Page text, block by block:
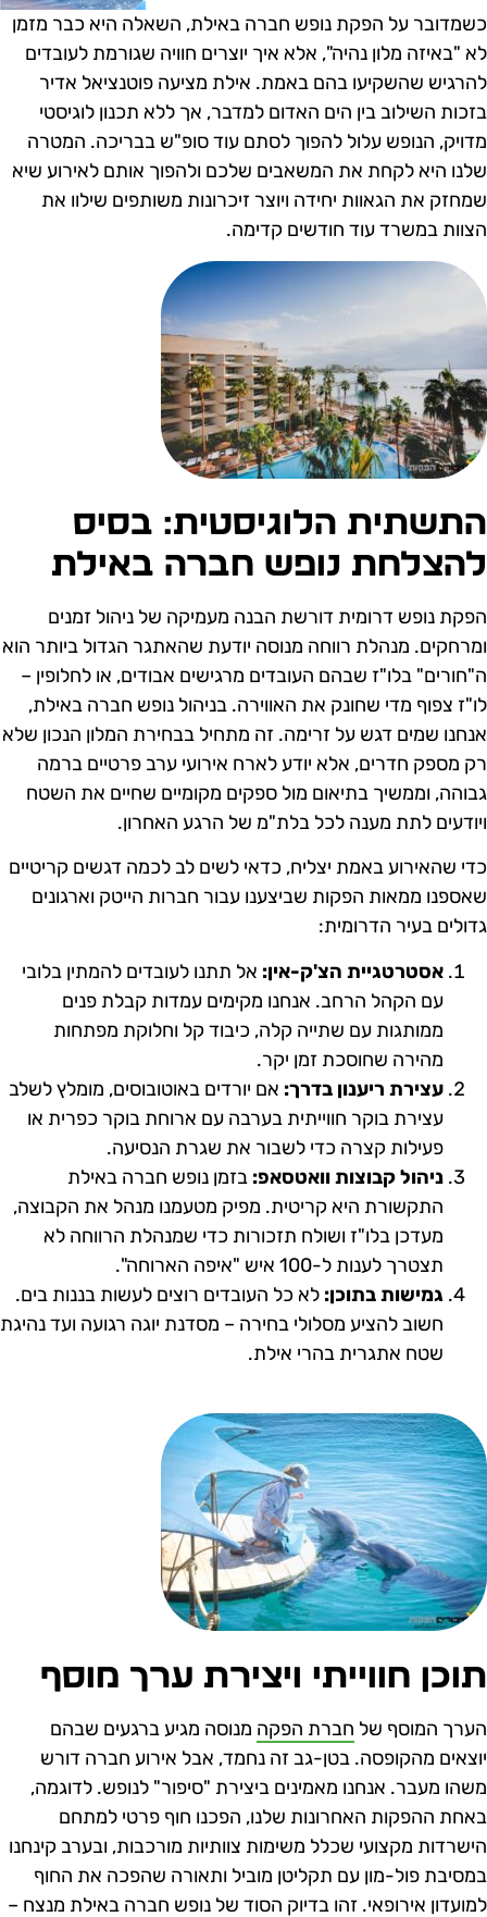
על הפקת נופש חברה באילת, השאלה היא כבר מזמן
"באיזה מלון נהיה", אלא איך יוצרים חוויה שגורמת לעובדים
שהשקיעו בהם באמת. אילת מציעה פוטנציאל אדיר
השילוב בין הים האדום למדבר, אך ללא תכנון לוגיסטי
הנופש עלול להפוך לסתם עוד סופ"ש בבריכה. המטרה
היא לקחת את המשאבים שלכם ולהפוך אותם לאירוע שיא
את הגאוות יחידה ויוצר זיכרונות משותפים שילוו את
במשרד עוד חודשים קדימה.
הלוגיסטית: בסיס
נופש חברה באילת
נופש דרומית דורשת הבנה מעמיקה של ניהול זמנים
מנהלת רווחה מנוסה יודעת שהאתגר הגדול ביותר הוא
בלו"ז שבהם העובדים מרגישים אבודים, או לחלופין –
צפוף מדי שחונק את האווירה. בניהול נופש חברה באילת,
שמים דגש על זרימה. זה מתחיל בבחירת המלון הנכון שלא
מספק חדרים, אלא יודע לארח אירועי ערב פרטיים ברמה
וממשיך בתיאום מול ספקים מקומיים שחיים את השטח
לתת מענה לכל בלת"מ של הרגע האחרון.
שהאירוע באמת יצליח, כדאי לשים לב לכמה דגשים קריטיים
ממאות הפקות שביצענו עבור חברות הייטק וארגונים
בעיר הדרומית:
אסטרטגיית הצ'ק-אין:אל תתנו לעובדים להמתין בלובי
עם הקהל הרחב. אנחנו מקימים עמדות קבלת פנים
ממותגות עם שתייה קלה, כיבוד קל וחלוקת מפתחות
מהירה שחוסכת זמן יקר.
עצירת ריענון בדרך:אם יורדים באוטובוסים, מומלץ לשלב
עצירת בוקר חווייתית בערבה עם ארוחת בוקר כפרית או
פעילות קצרה כדי לשבור את שגרת הנסיעה.
ניהול קבוצות וואטסאפ:בזמן נופש חברה באילת
התקשורת היא קריטית. מפיק מטעמנו מנהל את הקבוצה,
מעדכן בלו"ז ושולח תזכורות כדי שמנהלת הרווחה לא
תצטרך לענות ל-100 איש "איפה הארוחה".
גמישות בתוכן:לא כל העובדים רוצים לעשות בננות בים.
חשוב להציע מסלולי בחירה – מסדנת יוגה רגועה ועד נהיגת
שטח אתגרית בהרי אילת.
חווייתי ויצירת ערך מוסף
המוסף של חברת הפקהמנוסה מגיע ברגעים שבהם
מהקופסה. בטן-גב זה נחמד, אבל אירוע חברה דורש
מעבר. אנחנו מאמינים ביצירת "סיפור" לנופש. לדוגמה,
ההפקות האחרונות שלנו, הפכנו חוף פרטי למתחם
מקצועי שכלל משימות צוותיות מורכבות, ובערב קינחנו
פול-מון עם תקליטן מוביל ותאורה שהפכה את החוף
אירופאי. זהו בדיוק הסוד של נופש חברה באילת מנצח –